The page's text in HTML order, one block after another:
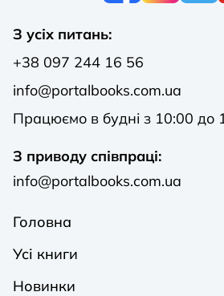
З усіх питань:
+38 097 244 16 56
info@portalbooks.com.ua
Працюємо в будні з 10:00 до
З приводу співпраці:
info@portalbooks.com.ua
Головна
Усі книги
Новинки